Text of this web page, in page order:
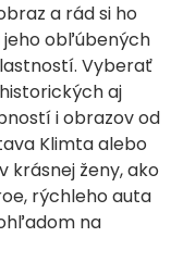
a rád si ho
obľúbených
Vyberať
aj
i obrazov od
Klimta alebo
krásnej ženy, ako
rýchleho auta
na